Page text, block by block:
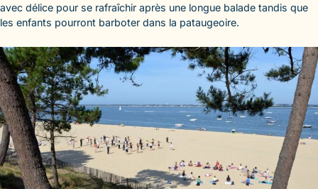
avec délice pour se rafraîchir après une longue balade tandis que
les enfants pourront barboter dans la pataugeoire.